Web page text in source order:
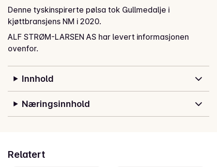
Denne tyskinspirerte pølsa tok Gullmedalje i
kjøttbransjens NM i 2020.
ALF STRØM-LARSEN AS har levert informasjonen
ovenfor.
Innhold
Næringsinnhold
Relatert